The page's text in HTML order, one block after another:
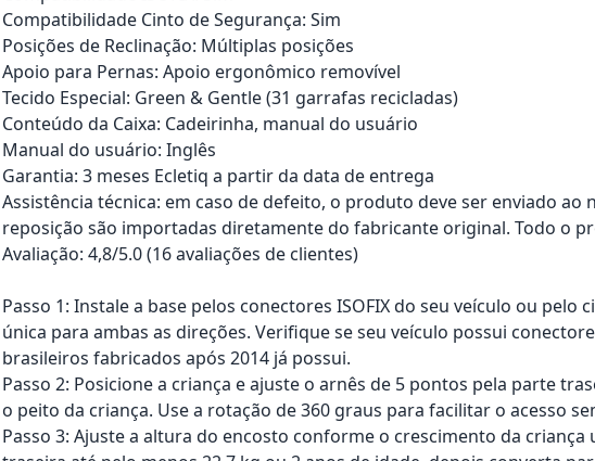
Compatibilidade Cinto de Segurança: Sim
Posições de Reclinação: Múltiplas posições
Apoio para Pernas: Apoio ergonômico removível
Tecido Especial: Green & Gentle (31 garrafas recicladas)
Conteúdo da Caixa: Cadeirinha, manual do usuário
Manual do usuário: Inglês
Garantia: 3 meses Ecletiq a partir da data de entrega
Assistência técnica: em caso de defeito, o produto deve ser enviado
reposição são importadas diretamente do fabricante original. Todo o
Avaliação: 4,8/5.0 (16 avaliações de clientes)
Passo 1: Instale a base pelos conectores ISOFIX do seu veículo ou
única para ambas as direções. Verifique se seu veículo possui
brasileiros fabricados após 2014 já possui.
Passo 2: Posicione a criança e ajuste o arnês de 5 pontos pela parte
o peito da criança. Use a rotação de 360 graus para facilitar o acesso
Passo 3: Ajuste a altura do encosto conforme o crescimento da